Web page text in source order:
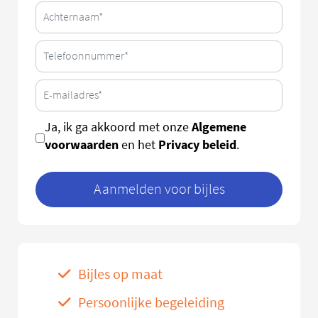
Ja, ik ga akkoord met onzeAlgemene
voorwaardenen het Privacy beleid.
Aanmelden voor bijles
Bijles op maat
Persoonlijke begeleiding